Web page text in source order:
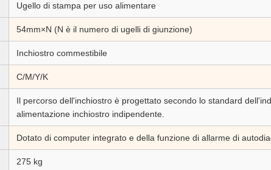
Ugello di stampa per uso alimentare
54mm×N (N è il numero di ugelli di giunzione)
Inchiostro commestibile
C/M/Y/K
Il percorso dell'inchiostro è progettato secondo lo standard
alimentazione inchiostro indipendente.
Dotato di computer integrato e della funzione di allarme di
275 kg